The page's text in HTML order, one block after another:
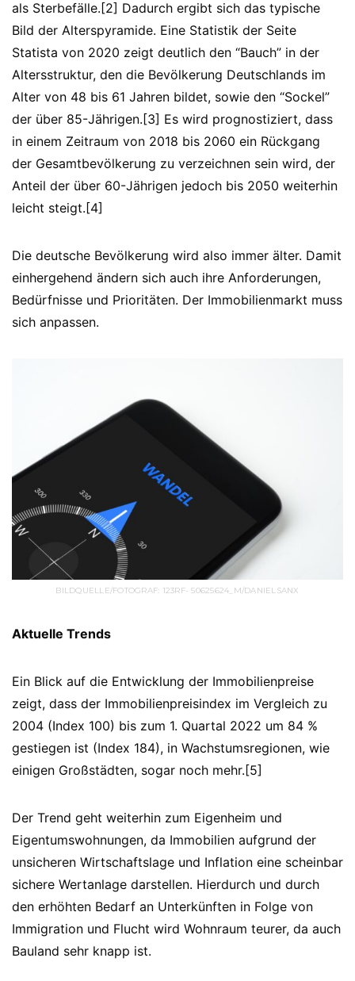
als Sterbefälle.[2] Dadurch ergibt sich das typische
Bild der Alterspyramide. Eine Statistik der Seite
Statista von 2020 zeigt deutlich den “Bauch” in der
Altersstruktur, den die Bevölkerung Deutschlands im
Alter von 48 bis 61 Jahren bildet, sowie den “Sockel”
der über 85-Jährigen.[3] Es wird prognostiziert, dass
in einem Zeitraum von 2018 bis 2060 ein Rückgang
der Gesamtbevölkerung zu verzeichnen sein wird, der
Anteil der über 60-Jährigen jedoch bis 2050 weiterhin
leicht steigt.[4]
Die deutsche Bevölkerung wird also immer älter. Damit
einhergehend ändern sich auch ihre Anforderungen,
Bedürfnisse und Prioritäten. Der Immobilienmarkt muss
sich anpassen.
BILDQUELLE/FOTOGRAF: 123RF- 50625624_M/DANIELSANX
Aktuelle Trends
Ein Blick auf die Entwicklung der Immobilienpreise
zeigt, dass der Immobilienpreisindex im Vergleich zu
2004 (Index 100) bis zum 1. Quartal 2022 um 84 %
gestiegen ist (Index 184), in Wachstumsregionen, wie
einigen Großstädten, sogar noch mehr.[5]
Der Trend geht weiterhin zum Eigenheim und
Eigentumswohnungen, da Immobilien aufgrund der
unsicheren Wirtschaftslage und Inflation eine scheinbar
sichere Wertanlage darstellen. Hierdurch und durch
den erhöhten Bedarf an Unterkünften in Folge von
Immigration und Flucht wird Wohnraum teurer, da auch
Bauland sehr knapp ist.